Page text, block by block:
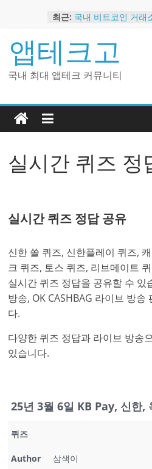
content
최근: 국내 비트코인 거래
트
2024 강력히 추천하
금 앱테크
해외 코인 거래소 추
앱테크고
국내 최대 앱테크 커뮤니티
실시간 퀴즈 정
실시간 퀴즈 정답 공유
신한 쏠 퀴즈, 신한플레이 퀴즈,
크 퀴즈, 토스 퀴즈, 리브메이트
실시간 퀴즈 정답을 공유할 수 있
방송, OK CASHBAG 라이브 방
다.
다양한 퀴즈 정답과 라이브 방송
있습니다.
25년 3월 6일 KB Pay, 신한,
퀴즈
Author 삼색이